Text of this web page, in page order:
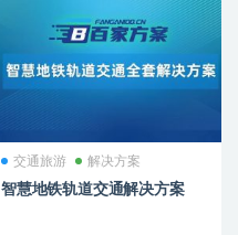
交通旅游 解决方案
智慧地铁轨道交通解决方案